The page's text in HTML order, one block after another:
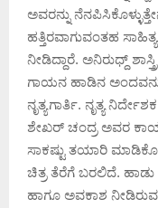
ಅವರನ್ನು
ಹತ್ತಿರವಾಗುವಂತಹ
ನೀಡಿದ್ದಾರೆ. ಅನಿರುಧ್ದ್
ಗಾಯನ ಹಾಡಿನ
ನೃತ್ಯಗಾರ್ತಿ. ನೃತ್ಯ
ಶೇಖರ್ ಚಂದ್ರ ಅವರ
ಸಾಕಷ್ಟು ತಯಾರಿ
ಚಿತ್ರ ತೆರೆಗೆ ಬರಲಿದೆ.‌
ಹಾಗೂ ಅವಕಾಶ